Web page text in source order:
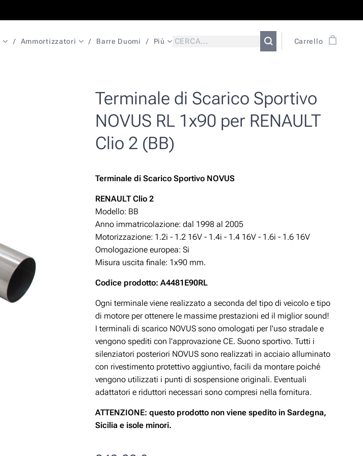
Ammortizzatori Barre Duomi Più Carrello
Terminale di Scarico Sportivo
NOVUS RL 1x90 per RENAULT
Clio 2 (BB)
Terminale di Scarico Sportivo NOVUS
RENAULT Clio 2
Modello: BB
Anno immatricolazione: dal 1998 al 2005
Motorizzazione: 1.2i - 1.2 16V - 1.4i - 1.4 16V - 1.6i - 1.6 16V
Omologazione europea: Si
Misura uscita finale: 1x90 mm.
Codice prodotto: A4481E90RL
Ogni terminale viene realizzato a seconda del tipo di veicolo e tipo
di motore per ottenere le massime prestazioni ed il miglior sound!
I terminali di scarico NOVUS sono omologati per l'uso stradale e
vengono spediti con l'approvazione CE. Suono sportivo. Tutti i
silenziatori posteriori NOVUS sono realizzati in acciaio alluminato
con rivestimento protettivo aggiuntivo, facili da montare poiché
vengono utilizzati i punti di sospensione originali. Eventuali
adattatori e riduttori necessari sono compresi nella fornitura.
ATTENZIONE: questo prodotto non viene spedito in Sardegna,
Sicilia e isole minori.